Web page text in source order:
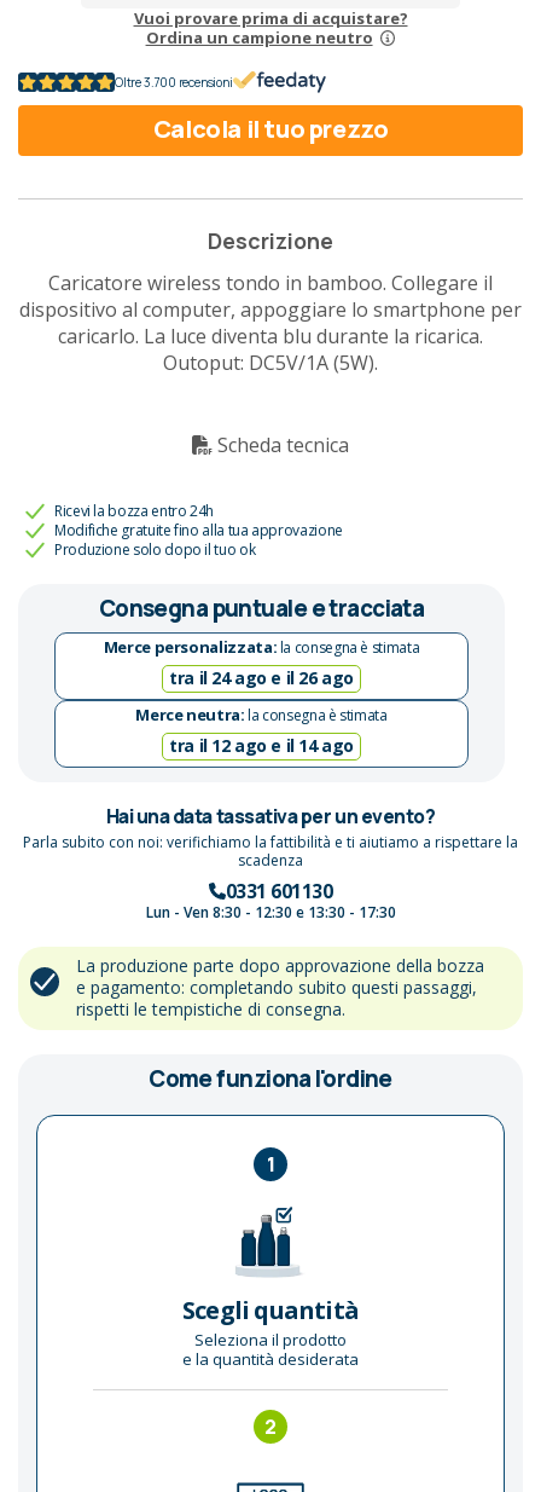
Vuoi provare prima di acquistare?
Ordina un campione neutro
Oltre 3.700 recensioni
Calcola il tuo prezzo
Descrizione
Caricatore wireless tondo in bamboo. Collegare il
dispositivo al computer, appoggiare lo smartphone per
caricarlo. La luce diventa blu durante la ricarica.
Outoput: DC5V/1A (5W).
Scheda tecnica
Ricevi la bozza entro 24h
Modifiche gratuite fino alla tua approvazione
Produzione solo dopo il tuo ok
Consegna puntuale e tracciata
Merce personalizzata:la consegna è stimata
tra il 24 ago e il 26 ago
Merce neutra:la consegna è stimata
tra il 12 ago e il 14 ago
Hai una data tassativa per un evento?
Parla subito con noi: verifichiamo la fattibilità e ti aiutiamo a rispettare la
scadenza
0331 601130
Lun - Ven 8:30 - 12:30 e 13:30 - 17:30
La produzione parte dopo approvazione della bozza
e pagamento: completando subito questi passaggi,
rispetti le tempistiche di consegna.
Come funziona l'ordine
1
Scegli quantità
Seleziona il prodotto
e la quantità desiderata
2